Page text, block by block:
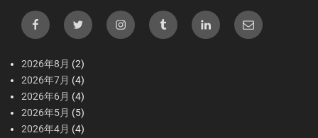
FacebookX（Twitter）Instagramtumblr LInkedIn メ
ー
2026年8月 (2)
2026年7月 (4)
2026年6月 (4)
2026年5月 (5)
2026年4月 (4)